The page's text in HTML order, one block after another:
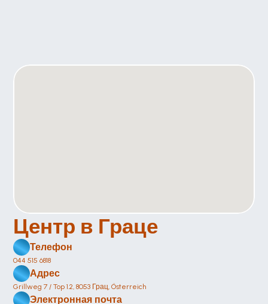
Центр в Граце
Телефон
044 515 6818
Адрес
Grillweg 7 / Top 1.2, 8053 Грац, Österreich
Электронная почта